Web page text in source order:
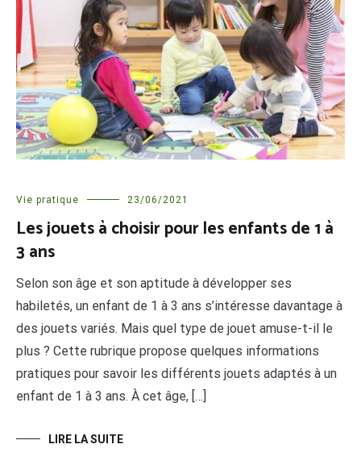
Vie pratique 23/06/2021
Les jouets à choisir pour les enfants de 1 à
3 ans
Selon son âge et son aptitude à développer ses
habiletés, un enfant de 1 à 3 ans s’intéresse davantage à
des jouets variés. Mais quel type de jouet amuse-t-il le
plus ? Cette rubrique propose quelques informations
pratiques pour savoir les différents jouets adaptés à un
enfant de 1 à 3 ans. À cet âge, […]
LIRE LA SUITE